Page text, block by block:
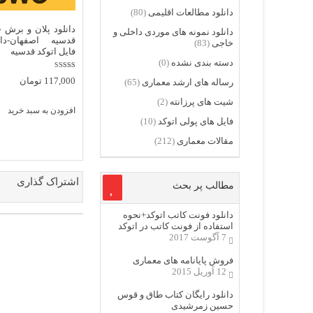
دانلود پلان و برش
قدسیه اصفهان-
فایل اتوکد قدسیه
5.00
117,000 تومان
افزودن به سبد خرید
اشتراک گذاری
دانلود مطالعات اقلیمی (80)
دانلود نمونه های موردی داخلی و
خاجی (83)
دسته بندی نشده (0)
رساله های ارشد معماری (65)
شیت های پرزانته (2)
فایل های پولی اتوکد (10)
مقالات معماری (212)
مطالب پر بحث
دانلود فونت کاتب اتوکد+نحوه
استفاده از فونت کاتب در اتوکد
7 آگوست 2017
فروش پایانامه های معماری
12 آوریل 2015
دانلود رایگان کتاب طاق و قوس
حسین زمرشیدی